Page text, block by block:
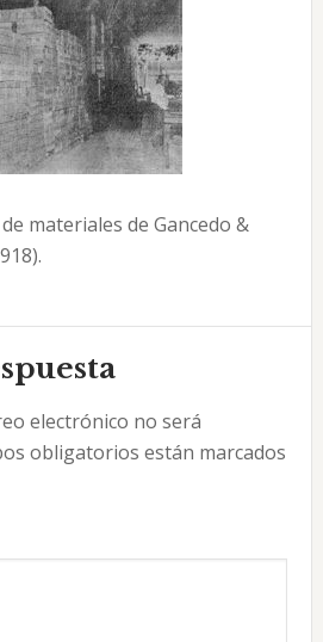
materiales de Gancedo &
electrónico no será
obligatorios están marcados